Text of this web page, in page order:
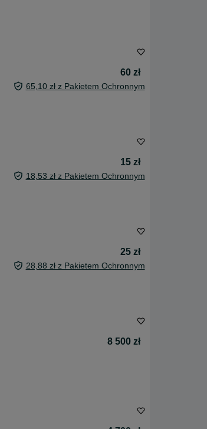
60 zł
65,10 zł z Pakietem Ochronnym
15 zł
18,53 zł z Pakietem Ochronnym
25 zł
28,88 zł z Pakietem Ochronnym
8 500 zł